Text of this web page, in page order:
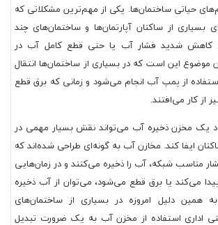
حیاتی ساختمان‌ها. یکی از مهم‌ترین مشکلاتی که
بسیاری از ساکنان آپارتمان‌ها و ساختمان‌های چند
کاهش شدید فشار آب یا حتی قطع کامل آب در
موضوع این است که در بسیاری از ساختمان‌ها انتقال
از پمپ آب انجام می‌شود و زمانی که برق قطع
از کار می‌افتند.
یک مخزن ذخیره آب می‌تواند نقش بسیار مهمی در
ایفا کند. مخازن آب به گونه‌ای طراحی شده‌اند که
مناسب شبکه، آب را ذخیره می‌کنند و در زمان‌هایی
می‌کند یا برق قطع می‌شود، می‌توان از آب ذخیره
همین دلیل امروزه در بسیاری از ساختمان‌های
اداری استفاده از مخزن آب به یک ضرورت تبدیل